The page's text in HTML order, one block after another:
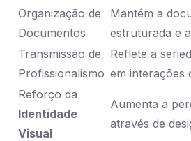
Organização de
Documentos
Mantém a
estruturada e
Transmissão de
Profissionalismo
Reflete a
em interações
Reforço da
Identidade
Visual
Aumenta a
através de